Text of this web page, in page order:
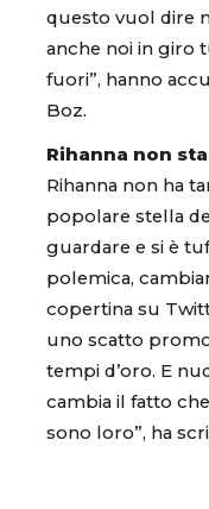
questo vuol dire
anche noi in giro
fuori”, hanno
Boz.
Rihanna non
Rihanna non ha
popolare stella
guardare e si è
polemica,
copertina su
uno scatto
tempi d’oro. E
cambia il fatto
sono loro”, ha